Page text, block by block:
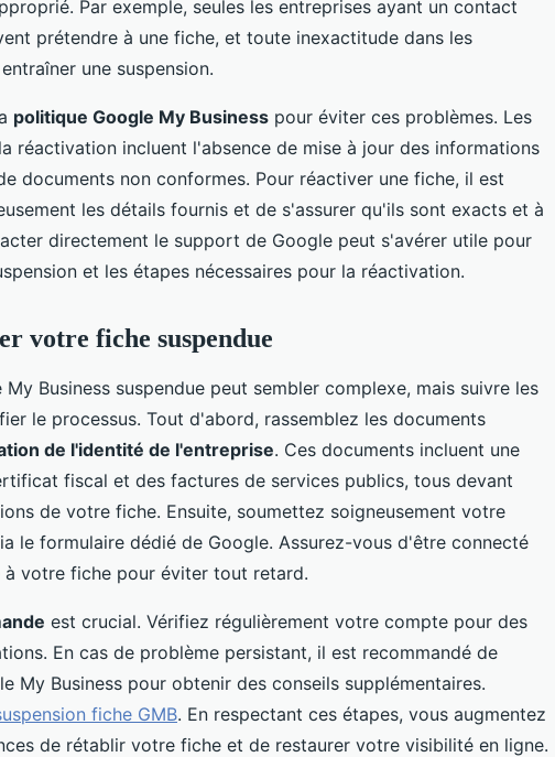
Par exemple, seules les entreprises ayant un contact
prétendre à une fiche, et toute inexactitude dans les
une suspension.
politique Google My Business pour éviter ces problèmes. Les
réactivation incluent l'absence de mise à jour des informations
documents non conformes. Pour réactiver une fiche, il est
les détails fournis et de s'assurer qu'ils sont exacts et à
directement le support de Google peut s'avérer utile pour
et les étapes nécessaires pour la réactivation.
votre fiche suspendue
Business suspendue peut sembler complexe, mais suivre les
le processus. Tout d'abord, rassemblez les documents
de l'identité de l'entreprise. Ces documents incluent une
fiscal et des factures de services publics, tous devant
de votre fiche. Ensuite, soumettez soigneusement votre
le formulaire dédié de Google. Assurez-vous d'être connecté
votre fiche pour éviter tout retard.
est crucial. Vérifiez régulièrement votre compte pour des
En cas de problème persistant, il est recommandé de
My Business pour obtenir des conseils supplémentaires.
fiche GMB. En respectant ces étapes, vous augmentez
de rétablir votre fiche et de restaurer votre visibilité en ligne.